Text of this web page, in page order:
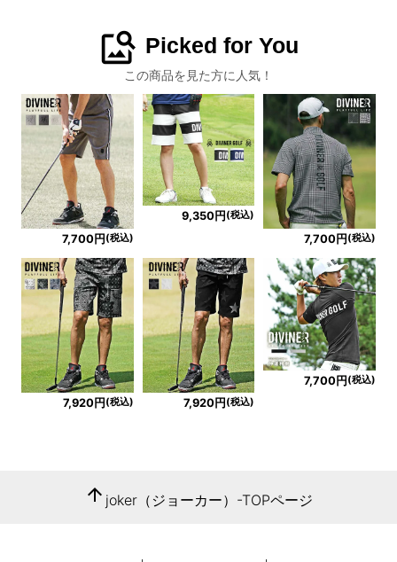
image_search Picked for You
この商品を見た方に人気！
7,700円 (税込)
9,350円 (税込)
7,700円 (税込)
7,920円 (税込) 7,920円 (税込)
7,700円(税込)
arrow_upward joker（ジョーカー）-TOPページ